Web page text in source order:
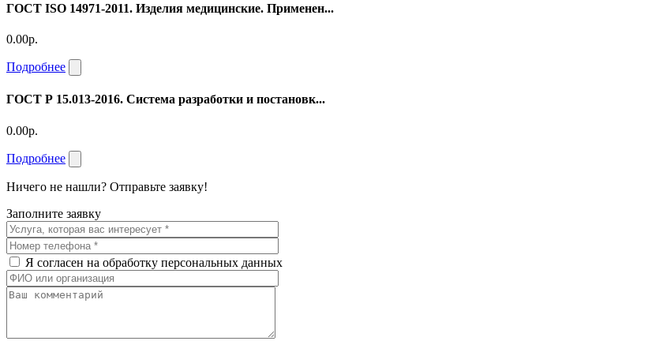
ГОСТ ISO 14971-2011. Изделия медицинские. Применен...
0.00р.
Подробнее
ГОСТ Р 15.013-2016. Система разработки и постановк...
0.00р.
Подробнее
Ничего не нашли? Отправьте заявку!
Заполните заявку
Я согласен на обработку персональных данных